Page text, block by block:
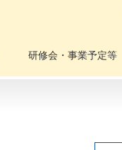
研修会・事業予定等